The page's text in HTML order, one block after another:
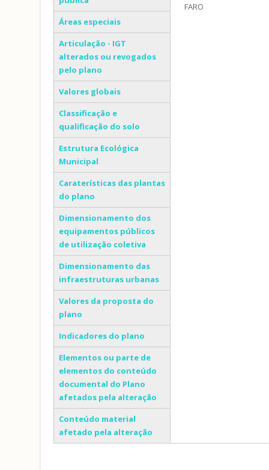
Áreas especiais
Articulação - IGT
alterados ou revogados
pelo plano
Valores globais
Classificação e
qualificação do solo
Estrutura Ecológica
Municipal
Caraterísticas das plantas
do plano
Dimensionamento dos
equipamentos públicos
de utilização coletiva
Dimensionamento das
infraestruturas urbanas
Valores da proposta do
plano
Indicadores do plano
Elementos ou parte de
elementos do conteúdo
documental do Plano
afetados pela alteração
Conteúdo material
afetado pela alteração
FARO